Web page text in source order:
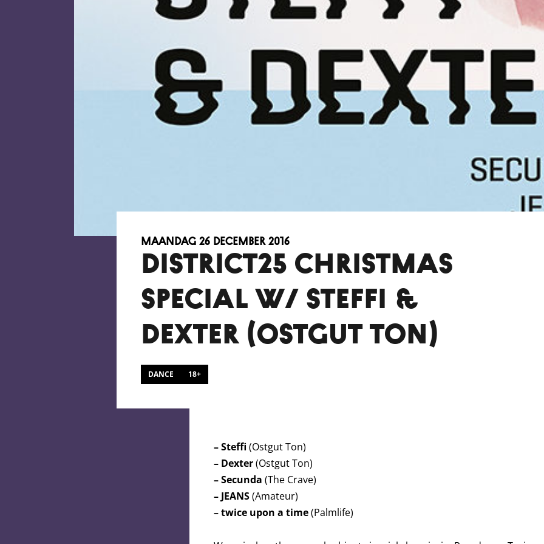
DISTRICT25 CHRISTMAS
SPECIAL W/ STEFFI &
DEXTER (OSTGUT TON)
maandag 26 december 2016
DANCE 18+
– Steffi (Ostgut Ton)
– Dexter(Ostgut Ton)
– Secunda (The Crave)
– JEANS(Amateur)
– twice upon a time(Palmlife)